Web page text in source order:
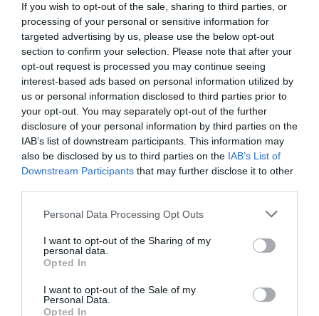
If you wish to opt-out of the sale, sharing to third parties, or
processing of your personal or sensitive information for
targeted advertising by us, please use the below opt-out
section to confirm your selection. Please note that after your
opt-out request is processed you may continue seeing
interest-based ads based on personal information utilized by
us or personal information disclosed to third parties prior to
your opt-out. You may separately opt-out of the further
disclosure of your personal information by third parties on the
IAB’s list of downstream participants. This information may
also be disclosed by us to third parties on the IAB’s List of
Downstream Participants that may further disclose it to other
Please note that this website/app uses one or more Google
not limited to your visit or usage behaviour. You may click to
grant or deny consent to Google and its third-party tags to
use your data for below specified purposes in below Google
consent section.
Personal Data Processing Opt Outs
I want to opt-out of the Sharing of my
personal data.
Opted In
I want to opt-out of the Sale of my
Personal Data.
Opted In
Τώρα
Τα
Τσιμέντα..”
ΧΡΟΝΟΓΡΑΦΗΜΑΤΑ
Δημοσίευση: 25/10/2013
Σχόλια: 0
The island the Greeks keep
secret
Published at 4:01PM, October 25 2013 Only private
Time is so slow here you lose interest in checking it.
There…CONTINUE READING
The